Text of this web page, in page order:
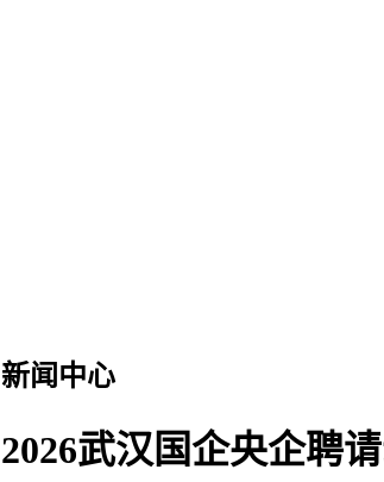
新闻中心
2026武汉国企央企聘